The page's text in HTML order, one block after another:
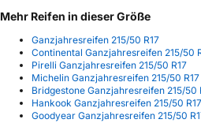
Mehr Reifen in dieser Größe
Ganzjahresreifen 215/50 R17
Continental Ganzjahresreifen 215/50
Pirelli Ganzjahresreifen 215/50 R17
Michelin Ganzjahresreifen 215/50 R17
Bridgestone Ganzjahresreifen 215/50
Hankook Ganzjahresreifen 215/50 R17
Goodyear Ganzjahresreifen 215/50